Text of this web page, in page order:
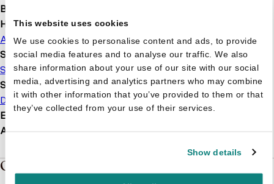
This website uses cookies
We use cookies to personalise content and ads, to provide
social media features and to analyse our traffic. We also
share information about your use of our site with our social
media, advertising and analytics partners who may combine
it with other information that you’ve provided to them or that
they’ve collected from your use of their services.
Show details
Bindwijze
Hoofdauteur
Allerlei
Serie of karakter
Spirit
Soort boek
Doeboek Kleurboek
EAN
9789059247185
Afmetingen298 × 6 mm
Over de boeken van Spirit